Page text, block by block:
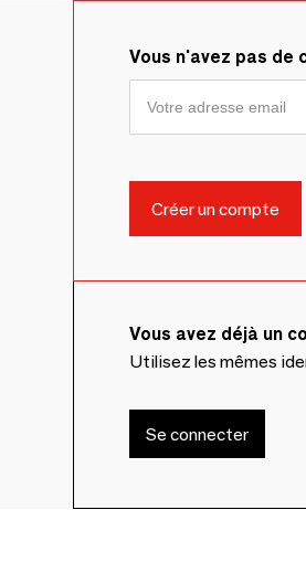
Vous n'avez pas de
Vous avez déjà un
Utilisez les mêmes
Se connecter